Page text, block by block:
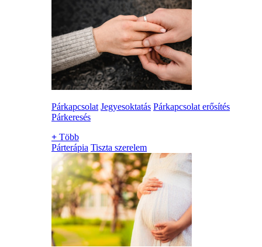
Párkapcsolat Jegyesoktatás Párkapcsolat erősítés
Párkeresés
+ Több
Párterápia Tiszta szerelem